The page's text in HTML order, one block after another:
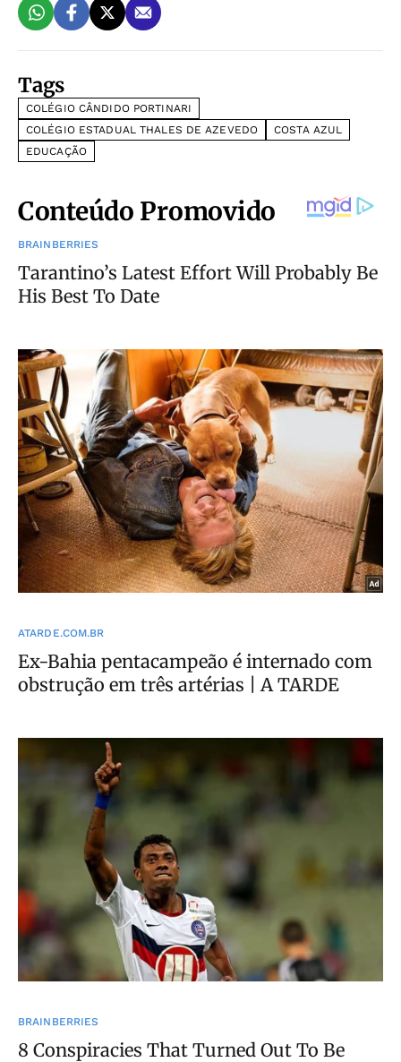
Tags
COLÉGIO CÂNDIDO PORTINARI
COLÉGIO ESTADUAL THALES DE AZEVEDO
COSTA AZUL
EDUCAÇÃO